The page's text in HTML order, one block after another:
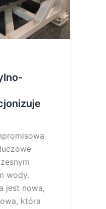
wody.
jest nowa,
która